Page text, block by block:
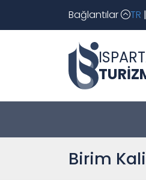
Bağlantılar TR |
Birim